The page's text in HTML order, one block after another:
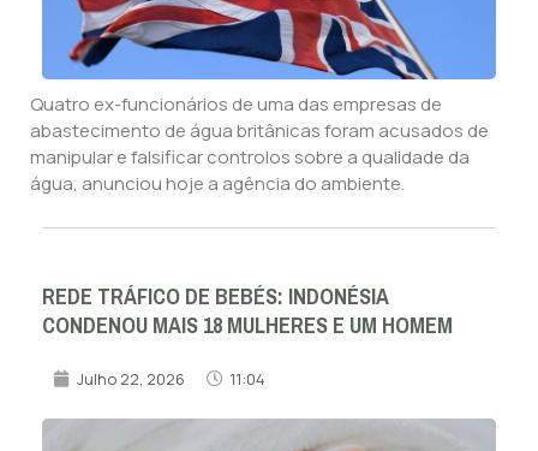
Quatro ex-funcionários de uma das empresas de
abastecimento de água britânicas foram acusados de
manipular e falsificar controlos sobre a qualidade da
água, anunciou hoje a agência do ambiente.
REDE TRÁFICO DE BEBÉS: INDONÉSIA
CONDENOU MAIS 18 MULHERES E UM HOMEM
Julho 22, 2026 11:04